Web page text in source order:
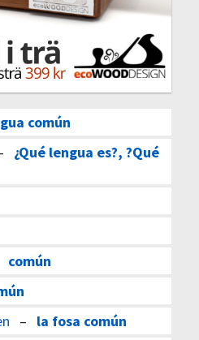
común
¿Qué lengua es?, ?Qué
común
– la fosa común